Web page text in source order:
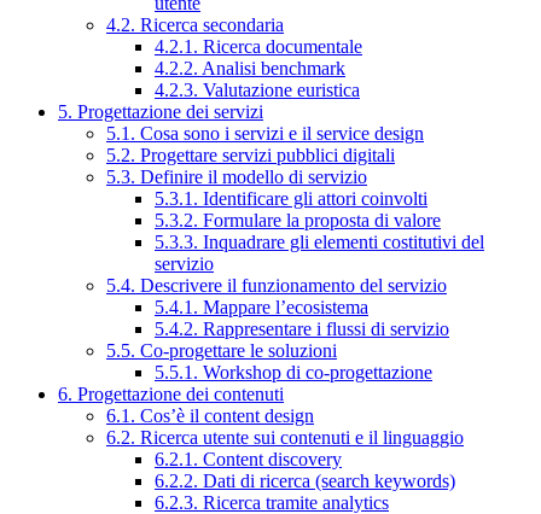
4.2. Ricerca secondaria
4.2.1. Ricerca documentale
4.2.2. Analisi benchmark
4.2.3. Valutazione euristica
5. Progettazione dei servizi
5.1. Cosa sono i servizi e il service design
5.2. Progettare servizi pubblici digitali
5.3. Definire il modello di servizio
5.3.1. Identificare gli attori coinvolti
5.3.2. Formulare la proposta di valore
5.3.3. Inquadrare gli elementi costitutivi del
servizio
5.4. Descrivere il funzionamento del servizio
5.4.1. Mappare l’ecosistema
5.4.2. Rappresentare i flussi di servizio
5.5. Co-progettare le soluzioni
5.5.1. Workshop di co-progettazione
6. Progettazione dei contenuti
6.1. Cos’è il content design
6.2. Ricerca utente sui contenuti e il linguaggio
6.2.1. Content discovery
6.2.2. Dati di ricerca (search keywords)
6.2.3. Ricerca tramite analytics